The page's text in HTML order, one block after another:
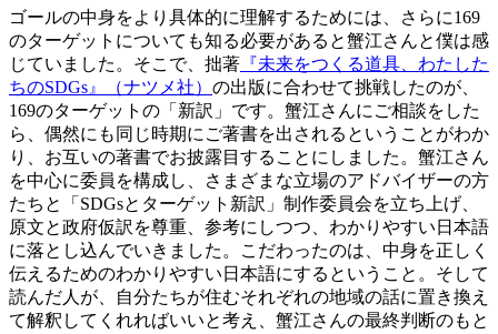
ゴールの中身をより具体的に理解するためには、さらに169
のターゲットについても知る必要があると蟹江さんと僕は感
じていました。そこで、拙著 『未来をつくる道具、わたした
ちのSDGs』（ナツメ社） の出版に合わせて挑戦したのが、
169のターゲットの「新訳」です。蟹江さんにご相談をした
ら、偶然にも同じ時期にご著書を出されるということがわか
り、お互いの著書でお披露目することにしました。蟹江さん
を中心に委員を構成し、さまざまな立場のアドバイザーの方
たちと「SDGsとターゲット新訳」制作委員会を立ち上げ、
原文と政府仮訳を尊重、参考にしつつ、わかりやすい日本語
に落とし込んでいきました。こだわったのは、中身を正しく
伝えるためのわかりやすい日本語にするということ。そして
読んだ人が、自分たちが住むそれぞれの地域の話に置き換え
て解釈してくれればいいと考え、蟹江さんの最終判断のもと